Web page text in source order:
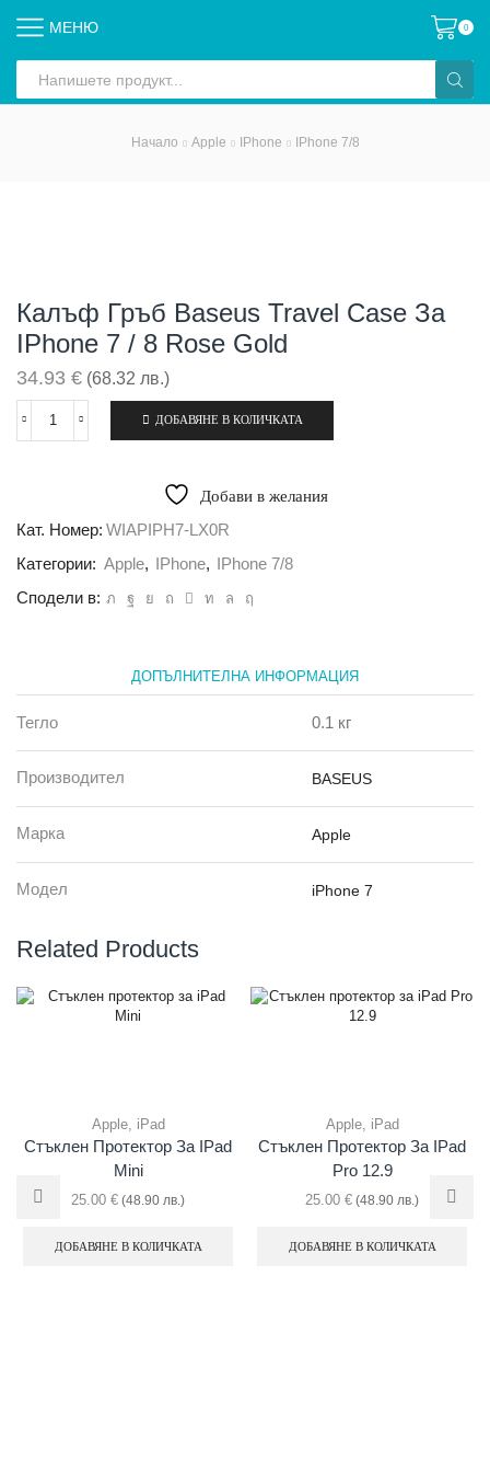
МЕНЮ 0
input
Начало Apple IPhone IPhone 7/8
Калъф Гръб Baseus Travel Case За
IPhone 7 / 8 Rose Gold
34.93 € (68.32 лв.)
количество
Travel
за
7
ДОБАВЯНЕ В КОЛИЧКАТА
Добави в желания
Кат. Номер: WIAPIPH7-LX0R
Категории: Apple, IPhone,
IPhone 7/8
Сподели в:
ДОПЪЛНИТЕЛНА ИНФОРМАЦИЯ
Тегло 0.1 кг
Производител BASEUS
Марка Apple
Модел iPhone 7
Related Products
Apple, iPad
Стъклен Протектор За IPad
Mini
25.00 € (48.90 лв.)
ДОБАВЯНЕ В КОЛИЧКАТА
Apple, iPad
Стъклен Протектор За IPad
Pro 12.9
25.00 € (48.90 лв.)
ДОБАВЯНЕ В КОЛИЧКАТА